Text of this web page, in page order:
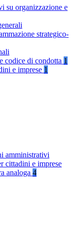
su organizzazione e
strategico-
codice di condotta 1
e imprese 1
amministrativi
cittadini e imprese
analoga 4